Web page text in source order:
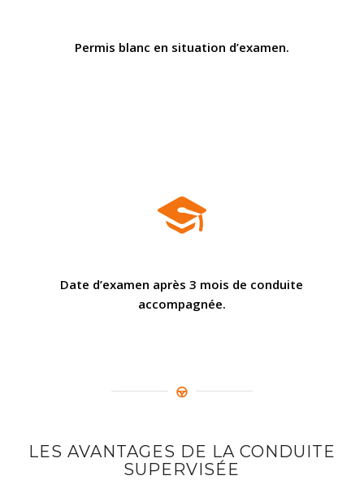
Permis blanc en situation d’examen.
Date d’examen après 3 mois de conduite
accompagnée.
LES AVANTAGES DE LA CONDUITE
SUPERVISÉE